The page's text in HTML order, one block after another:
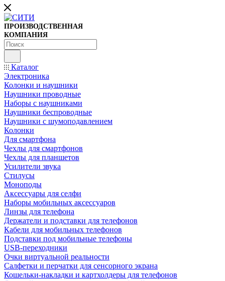
ПРОИЗВОДСТВЕННАЯ
КОМПАНИЯ
Каталог
Электроника
Колонки и наушники
Наушники проводные
Наборы с наушниками
Наушники беспроводные
Наушники с шумоподавлением
Колонки
Для смартфона
Чехлы для смартфонов
Чехлы для планшетов
Усилители звука
Стилусы
Моноподы
Аксессуары для селфи
Наборы мобильных аксессуаров
Линзы для телефона
Держатели и подставки для телефонов
Кабели для мобильных телефонов
Подставки под мобильные телефоны
USB-переходники
Очки виртуальной реальности
Салфетки и перчатки для сенсорного экрана
Кошельки-накладки и картхолдеры для телефонов